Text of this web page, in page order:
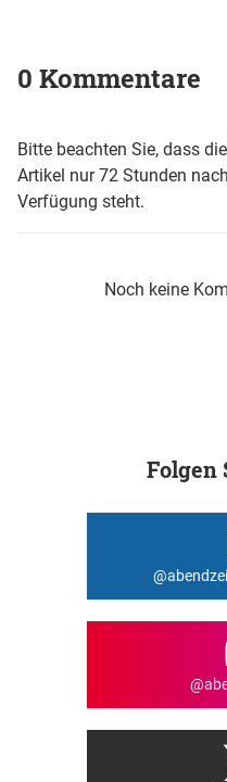
0 Kommentare
Bitte beachten Sie, dass
Artikel nur 72 Stunden
Verfügung steht.
Noch keine
Folgen